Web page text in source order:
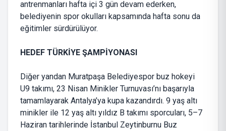
antrenmanları hafta içi 3 gün devam ederken,
belediyenin spor okulları kapsamında hafta sonu da
eğitimler sürdürülüyor.
HEDEF TÜRKİYE ŞAMPİYONASI
Diğer yandan Muratpaşa Belediyespor buz hokeyi
U9 takımı, 23 Nisan Minikler Turnuvası’nı başarıyla
tamamlayarak Antalya’ya kupa kazandırdı. 9 yaş altı
minikler ile 12 yaş altı yıldız B takımı sporcuları, 5–7
Haziran tarihlerinde İstanbul Zeytinburnu Buz